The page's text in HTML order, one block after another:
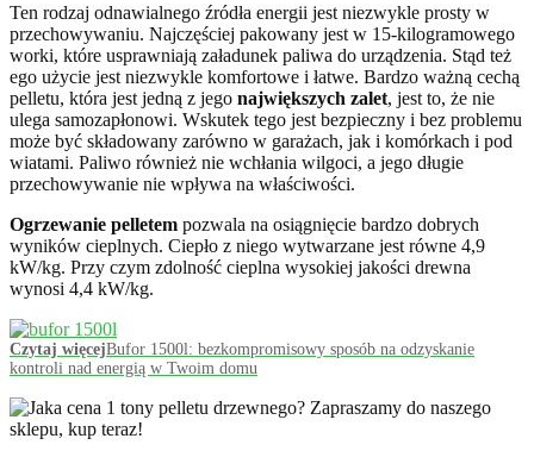
Ten rodzaj odnawialnego źródła energii jest niezwykle prosty w
przechowywaniu. Najczęściej pakowany jest w 15-kilogramowego
worki, które usprawniają załadunek paliwa do urządzenia. Stąd też
ego użycie jest niezwykle komfortowe i łatwe. Bardzo ważną cechą
pelletu, która jest jedną z jego największych zalet, jest to, że nie
ulega samozapłonowi. Wskutek tego jest bezpieczny i bez problemu
może być składowany zarówno w garażach, jak i komórkach i pod
wiatami. Paliwo również nie wchłania wilgoci, a jego długie
przechowywanie nie wpływa na właściwości.
Ogrzewanie pelletem pozwala na osiągnięcie bardzo dobrych
wyników cieplnych. Ciepło z niego wytwarzane jest równe 4,9
kW/kg. Przy czym zdolność cieplna wysokiej jakości drewna
wynosi 4,4 kW/kg.
Czytaj więcejBufor 1500l: bezkompromisowy sposób na odzyskanie
kontroli nad energią w Twoim domu